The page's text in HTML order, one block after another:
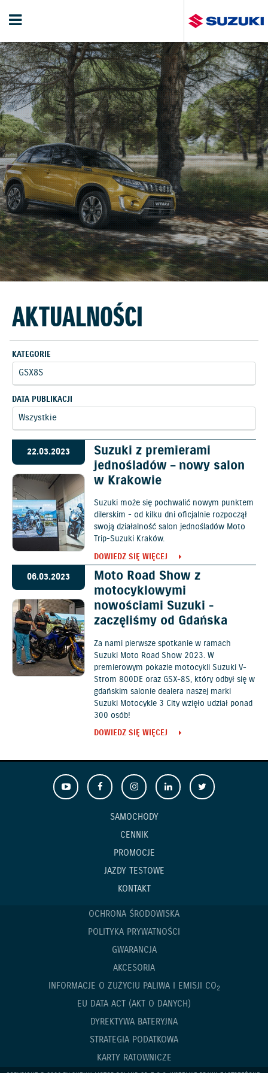
AKTUALNOŚCI
KATEGORIE
DATA PUBLIKACJI
22.03.2023
Suzuki z premierami
jednośladów – nowy salon
w Krakowie
Suzuki może się pochwalić nowym punktem
dilerskim - od kilku dni oficjalnie rozpoczął
swoją działalność salon jednośladów Moto
Trip-Suzuki Kraków.
DOWIEDZ SIĘ WIĘCEJ
06.03.2023
Moto Road Show z
motocyklowymi
nowościami Suzuki -
zaczęliśmy od Gdańska
Za nami pierwsze spotkanie w ramach
Suzuki Moto Road Show 2023. W
premierowym pokazie motocykli Suzuki V-
Strom 800DE oraz GSX-8S, który odbył się w
gdańskim salonie dealera naszej marki
Suzuki Motocykle 3 City wzięło udział ponad
300 osób!
DOWIEDZ SIĘ WIĘCEJ
SAMOCHODY
CENNIK
PROMOCJE
JAZDY TESTOWE
KONTAKT
OCHRONA ŚRODOWISKA
POLITYKA PRYWATNOŚCI
GWARANCJA
AKCESORIA
INFORMACJE O ZUŻYCIU PALIWA I EMISJI CO2
EU DATA ACT (AKT O DANYCH)
DYREKTYWA BATERYJNA
STRATEGIA PODATKOWA
KARTY RATOWNICZE